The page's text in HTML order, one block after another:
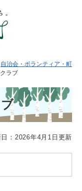
自治会・ボランティア・町
ラブ
：2026年4月1日更新